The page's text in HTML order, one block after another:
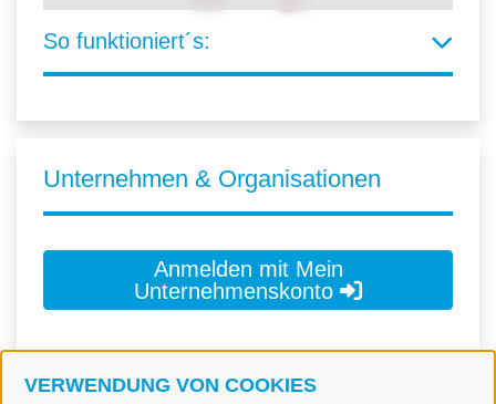
VERWENDUNG VON COOKIES
So funktioniert´s:
Unternehmen & Organisationen
Anmelden mit Mein
Unternehmenskonto
Zur Kontoerstellung